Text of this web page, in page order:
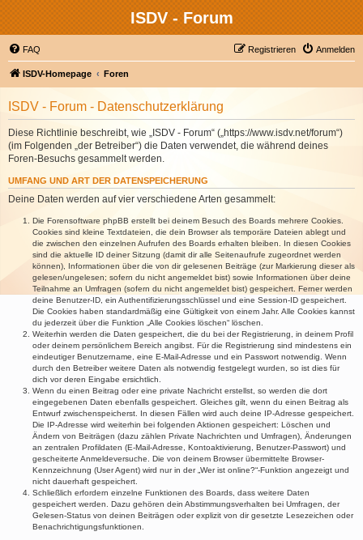
ISDV - Forum
FAQ Anmelden
Registrieren
ISDV-Homepage Foren
ISDV - Forum - Datenschutzerklärung
Diese Richtlinie beschreibt, wie „ISDV - Forum“ („https://www.isdv.net/forum“)
(im Folgenden „der Betreiber“) die Daten verwendet, die während deines
Foren-Besuchs gesammelt werden.
UMFANG UND ART DER DATENSPEICHERUNG
Deine Daten werden auf vier verschiedene Arten gesammelt:
Die Forensoftware phpBB erstellt bei deinem Besuch des Boards mehrere Cookies.
Cookies sind kleine Textdateien, die dein Browser als temporäre Dateien ablegt und
die zwischen den einzelnen Aufrufen des Boards erhalten bleiben. In diesen Cookies
sind die aktuelle ID deiner Sitzung (damit dir alle Seitenaufrufe zugeordnet werden
können), Informationen über die von dir gelesenen Beiträge (zur Markierung dieser als
gelesen/ungelesen; sofern du nicht angemeldet bist) sowie Informationen über deine
Teilnahme an Umfragen (sofern du nicht angemeldet bist) gespeichert. Ferner werden
deine Benutzer-ID, ein Authentifizierungsschlüssel und eine Session-ID gespeichert.
Die Cookies haben standardmäßig eine Gültigkeit von einem Jahr. Alle Cookies kannst
du jederzeit über die Funktion „Alle Cookies löschen“ löschen.
Weiterhin werden die Daten gespeichert, die du bei der Registrierung, in deinem Profil
oder deinem persönlichem Bereich angibst. Für die Registrierung sind mindestens ein
eindeutiger Benutzername, eine E-Mail-Adresse und ein Passwort notwendig. Wenn
durch den Betreiber weitere Daten als notwendig festgelegt wurden, so ist dies für
dich vor deren Eingabe ersichtlich.
Wenn du einen Beitrag oder eine private Nachricht erstellst, so werden die dort
eingegebenen Daten ebenfalls gespeichert. Gleiches gilt, wenn du einen Beitrag als
Entwurf zwischenspeicherst. In diesen Fällen wird auch deine IP-Adresse gespeichert.
Die IP-Adresse wird weiterhin bei folgenden Aktionen gespeichert: Löschen und
Ändern von Beiträgen (dazu zählen Private Nachrichten und Umfragen), Änderungen
an zentralen Profildaten (E-Mail-Adresse, Kontoaktivierung, Benutzer-Passwort) und
gescheiterte Anmeldeversuche. Die von deinem Browser übermittelte Browser-
Kennzeichnung (User Agent) wird nur in der „Wer ist online?“-Funktion angezeigt und
nicht dauerhaft gespeichert.
Schließlich erfordern einzelne Funktionen des Boards, dass weitere Daten
gespeichert werden. Dazu gehören dein Abstimmungsverhalten bei Umfragen, der
Gelesen-Status von deinen Beiträgen oder explizit von dir gesetzte Lesezeichen oder
Benachrichtigungsfunktionen.